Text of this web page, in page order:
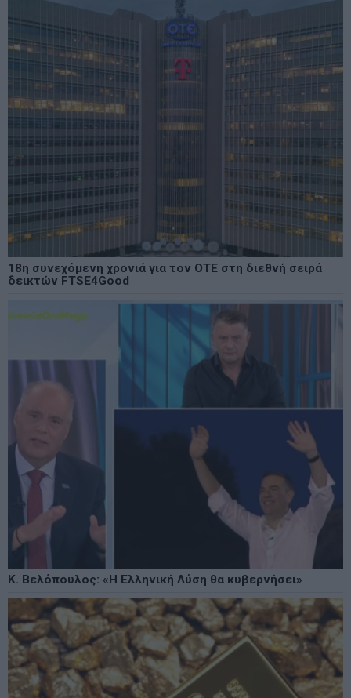
18η συνεχόμενη χρονιά για τον ΟΤΕ στη διεθνή σειρά
δεικτών FTSE4Good
Κ. Βελόπουλος: «Η Ελληνική Λύση θα κυβερνήσει»